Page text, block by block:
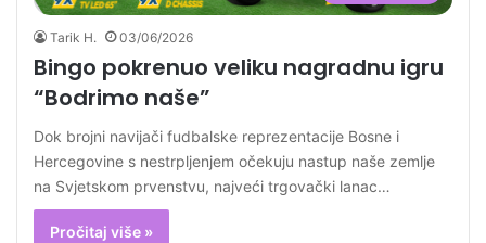
Tarik H. 03/06/2026
Bingo pokrenuo veliku nagradnu igru
“Bodrimo naše”
Dok brojni navijači fudbalske reprezentacije Bosne i
Hercegovine s nestrpljenjem očekuju nastup naše zemlje
na Svjetskom prvenstvu, najveći trgovački lanac…
Pročitaj više »